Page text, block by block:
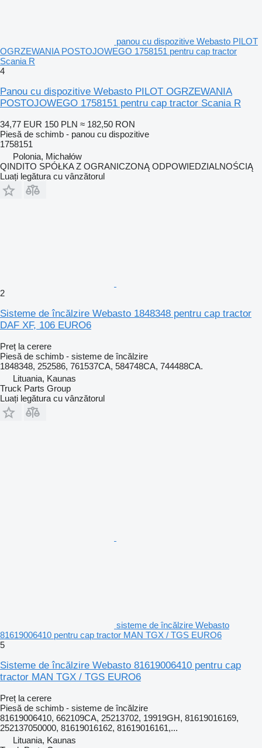
panou cu dispozitive Webasto PILOT
OGRZEWANIA POSTOJOWEGO 1758151 pentru cap tractor
Scania R
4
Panou cu dispozitive Webasto PILOT OGRZEWANIA
POSTOJOWEGO 1758151 pentru cap tractor Scania R
34,77 EUR 150 PLN ≈ 182,50 RON
Piesă de schimb - panou cu dispozitive
1758151
Polonia, Michałów
QINDITO SPÓŁKA Z OGRANICZONĄ ODPOWIEDZIALNOŚCIĄ
Luați legătura cu vânzătorul
2
Sisteme de încălzire Webasto 1848348 pentru cap tractor
DAF XF, 106 EURO6
Preț la cerere
Piesă de schimb - sisteme de încălzire
1848348, 252586, 761537CA, 584748CA, 744488CA.
Lituania, Kaunas
Truck Parts Group
Luați legătura cu vânzătorul
sisteme de încălzire Webasto
81619006410 pentru cap tractor MAN TGX / TGS EURO6
5
Sisteme de încălzire Webasto 81619006410 pentru cap
tractor MAN TGX / TGS EURO6
Preț la cerere
Piesă de schimb - sisteme de încălzire
81619006410, 662109CA, 25213702, 19919GH, 81619016169,
252137050000, 81619016162, 81619016161,...
Lituania, Kaunas